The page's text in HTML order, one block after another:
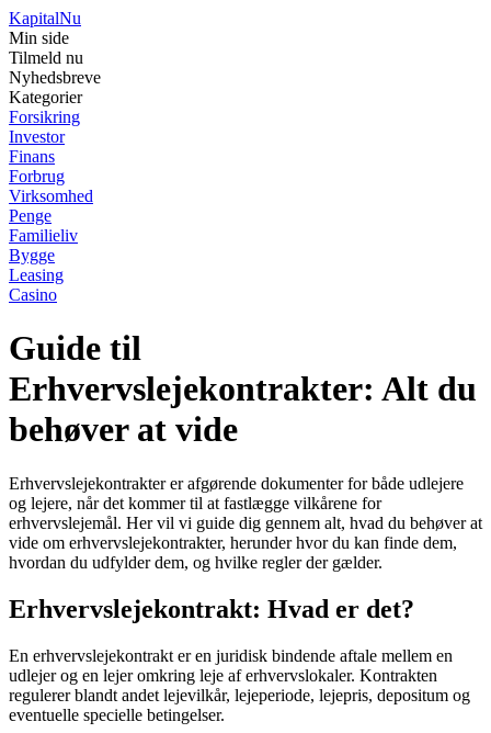
KapitalNu
Min side
Tilmeld nu
Nyhedsbreve
Kategorier
Forsikring
Investor
Finans
Forbrug
Virksomhed
Penge
Familieliv
Bygge
Leasing
Casino
Guide til
Erhvervslejekontrakter: Alt du
behøver at vide
Erhvervslejekontrakter er afgørende dokumenter for både udlejere
og lejere, når det kommer til at fastlægge vilkårene for
erhvervslejemål. Her vil vi guide dig gennem alt, hvad du behøver at
vide om erhvervslejekontrakter, herunder hvor du kan finde dem,
hvordan du udfylder dem, og hvilke regler der gælder.
Erhvervslejekontrakt: Hvad er det?
En erhvervslejekontrakt er en juridisk bindende aftale mellem en
udlejer og en lejer omkring leje af erhvervslokaler. Kontrakten
regulerer blandt andet lejevilkår, lejeperiode, lejepris, depositum og
eventuelle specielle betingelser.